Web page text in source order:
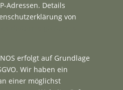
Adressen. Details
von
erfolgt auf Grundlage
Wir haben ein
einer möglichst